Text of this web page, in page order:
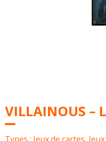
VILLAINOUS –